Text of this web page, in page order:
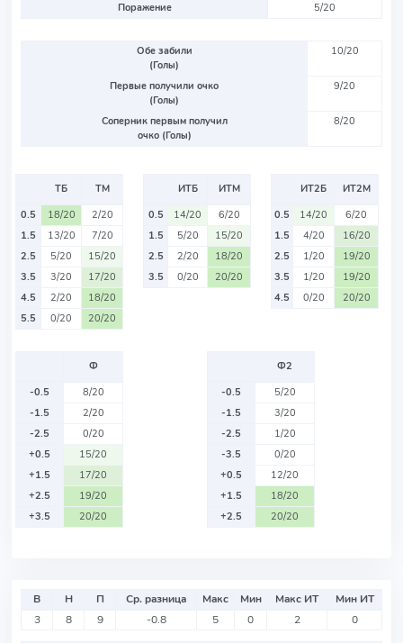
Поражение
5/20
Обе забили
(Голы)
10/20
Первые получили очко
(Голы)
9/20
Соперник первым получил
очко (Голы)
8/20
ТБ
ТМ
0.5
18/20
2/20
1.5
13/20
7/20
2.5
5/20
15/20
3.5
3/20
17/20
4.5
2/20
18/20
5.5
0/20 20/20
ИТБ
ИТМ
0.5
14/20
6/20
1.5
5/20
15/20
2.5
2/20
18/20
3.5
0/20 20/20
ИТ2Б
ИТ2М
0.5
14/20
6/20
1.5
4/20
16/20
2.5
1/20
19/20
3.5
1/20
19/20
4.5
0/20 20/20
Ф
-0.5
8/20
-1.5
2/20
-2.5
0/20
+0.5
15/20
+1.5
17/20
+2.5
19/20
+3.5
20/20
Ф2
-0.5
5/20
-1.5
3/20
-2.5
1/20
-3.5
0/20
+0.5
12/20
+1.5
18/20
+2.5
20/20
В Н П Ср. разница Макс Мин Макс ИТ
Мин ИТ
3
8 9 -0.8 5 0 2 0